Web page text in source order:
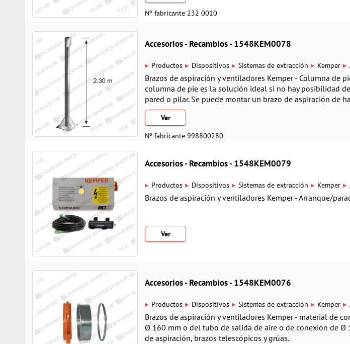
Nº fabricante 232 0010
Accesorios - Recambios - 1548KEM0078
▸ Productos ▸ Dispositivos ▸ Sistemas de extracción ▸ Kemper ▸
Brazos de aspiración y ventiladores Kemper - Columna de
columna de pie es la solución ideal si no hay posibilidad
pared o pilar. Se puede montar un brazo de aspiración de
Ver
Nº fabricante 998800280
Accesorios - Recambios - 1548KEM0079
▸ Productos ▸ Dispositivos ▸ Sistemas de extracción ▸ Kemper ▸
Brazos de aspiración y ventiladores Kemper - Arranque/
Ver
Accesorios - Recambios - 1548KEM0076
▸ Productos ▸ Dispositivos ▸ Sistemas de extracción ▸ Kemper ▸
Brazos de aspiración y ventiladores Kemper - material de
Ø 160 mm o del tubo de salida de aire o de conexión de Ø
de aspiración, brazos telescópicos y grúas.